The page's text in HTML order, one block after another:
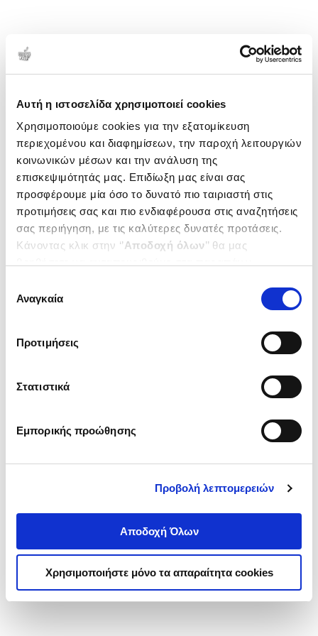
Αυτή η ιστοσελίδα χρησιμοποιεί cookies
Χρησιμοποιούμε cookies για την εξατομίκευση
περιεχομένου και διαφημίσεων, την παροχή λειτουργιών
κοινωνικών μέσων και την ανάλυση της
επισκεψιμότητάς μας. Επιδίωξη μας είναι σας
προσφέρουμε μία όσο το δυνατό πιο ταιριαστή στις
προτιμήσεις σας και πιο ενδιαφέρουσα στις αναζητήσεις
σας περιήγηση, με τις καλύτερες δυνατές προτάσεις.
Κάνοντας κλικ στην ‘’Αποδοχή όλων’’ θα μας
ενδιαφέρουν και να επιλέξετε από τα παρακάτω με την
΄΄και να ενημερωθείτε σχετικά με
συγκατάθεσης
Αναγκαία
Προτιμήσεις
Στατιστικά
Εμπορικής προώθησης
Προβολή λεπτομερειών
Αποδοχή Όλων
Χρησιμοποιήστε μόνο τα απαραίτητα cookies